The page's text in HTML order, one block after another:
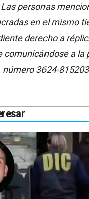
personas
en el mismo
derecho a
comunicándose a la
número 3624-